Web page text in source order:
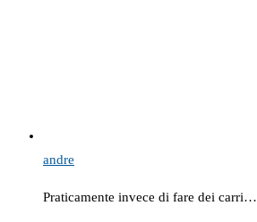
andre
Praticamente invece di fare dei carri…